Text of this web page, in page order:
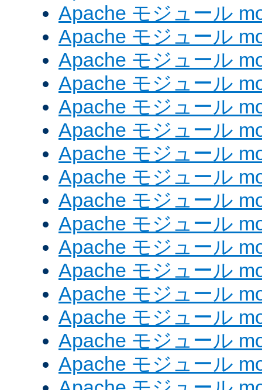
Apache モジュール
Apache モジュール
Apache モジュール
Apache モジュール
Apache モジュール
Apache モジュール
Apache モジュール
Apache モジュール
Apache モジュール
Apache モジュール
Apache モジュール
Apache モジュール
Apache モジュール
Apache モジュール
Apache モジュール
Apache モジュール